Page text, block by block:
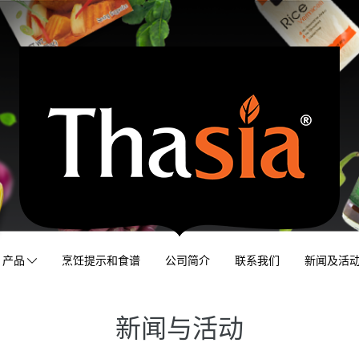
产品 烹饪提示和食谱 公司简介 联系我们 新闻及活
新闻与活动